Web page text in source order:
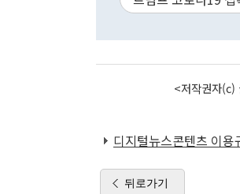
<저작권자(c)
디지털뉴스콘텐츠 이용
뒤로가기